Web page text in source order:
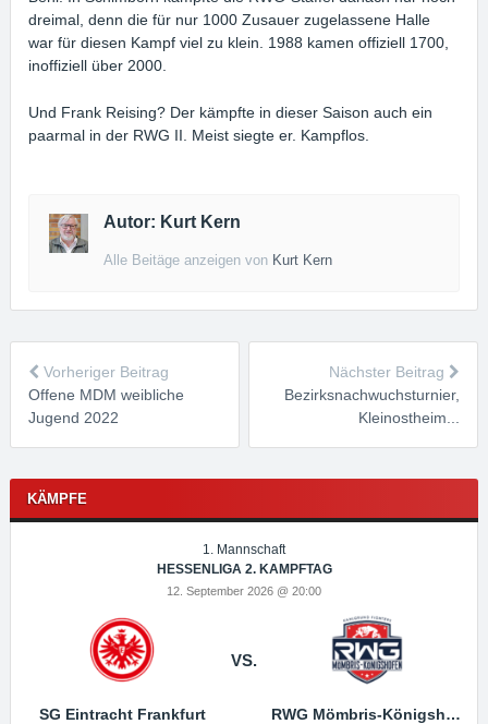
dreimal, denn die für nur 1000 Zusauer zugelassene Halle
war für diesen Kampf viel zu klein. 1988 kamen offiziell 1700,
inoffiziell über 2000.
Und Frank Reising? Der kämpfte in dieser Saison auch ein
paarmal in der RWG II. Meist siegte er. Kampflos.
Autor: Kurt Kern
Alle Beitäge anzeigen von Kurt Kern
Vorheriger Beitrag
Offene MDM weibliche
Jugend 2022
Nächster Beitrag
Bezirksnachwuchsturnier,
Kleinostheim...
KÄMPFE
1. Mannschaft
HESSENLIGA 2. KAMPFTAG
12. September 2026 @ 20:00
SG Eintracht Frankfurt
VS.
RWG Mömbris-Königshofen